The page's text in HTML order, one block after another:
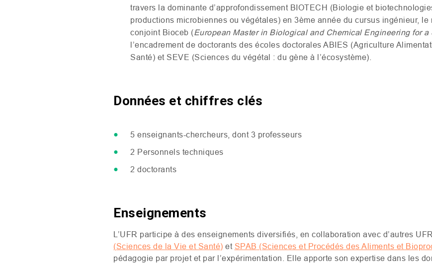
travers la dominante d’approfondissement BIOTECH (Biologie et
productions microbiennes ou végétales) en 3ème année du cursus ingénieur, le
conjoint Bioceb (European Master in Biological and Chemical Engineering for
l’encadrement de doctorants des écoles doctorales ABIES (Agriculture
Santé) et SEVE (Sciences du végétal : du gène à l’écosystème).
Données et chiffres clés
5 enseignants-chercheurs, dont 3 professeurs
2 Personnels techniques
2 doctorants
Enseignements
L’UFR participe à des enseignements diversifiés, en collaboration avec d’autres UFR
(Sciences de la Vie et Santé) et SPAB (Sciences et Procédés des Aliments et
pédagogie par projet et par l’expérimentation. Elle apporte son expertise dans les